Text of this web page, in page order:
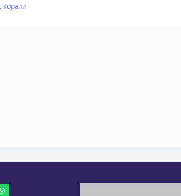
, коралл